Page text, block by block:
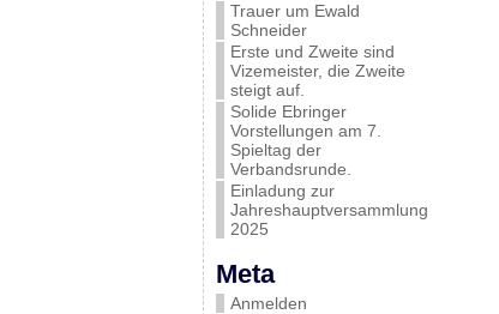
Trauer um Ewald
Schneider
Erste und Zweite sind
Vizemeister, die Zweite
steigt auf.
Solide Ebringer
Vorstellungen am 7.
Spieltag der
Verbandsrunde.
Einladung zur
Jahreshauptversammlung
2025
Meta
Anmelden